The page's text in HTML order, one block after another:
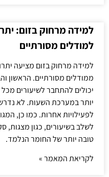
למידה מרחוק בזום:
למודלים מסורתיים
למידה מרחוק בזום מציעה
ממודלים מסורתיים. הראשון
יכולים להתחבר לשיעורים
יותר במערכת השעות. לא
לפעילויות אחרות. כמו כן,
לשלב בשיעורים, כגון מצגות,
טובה יותר של החומר הנלמד.
לקריאת המאמר »